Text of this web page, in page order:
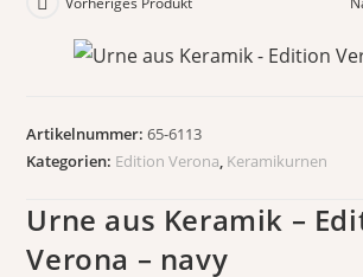
Artikelnummer:65-6113
Kategorien: Edition Verona, Keramikurnen
Urne aus Keramik –
Verona – navy